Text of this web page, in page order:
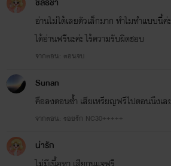
เวลาโดนพวกผม
นอนกึ่งนั่งพิงหัวเ
อ่านไม่ได้เลยตัวเล็กมาก ทำไมทำแบบนี้ค่
ได้อ่านฟรีนะค่ะ ไร้ความรับผิดชอบ
จากตอน: ตอนจบ
Sunan
คือลงตอนซ้ำ เสียเหรียญฟรีไปตอนนึงเล
จากตอน: รอยรัก NC30+++++
น่ารัก